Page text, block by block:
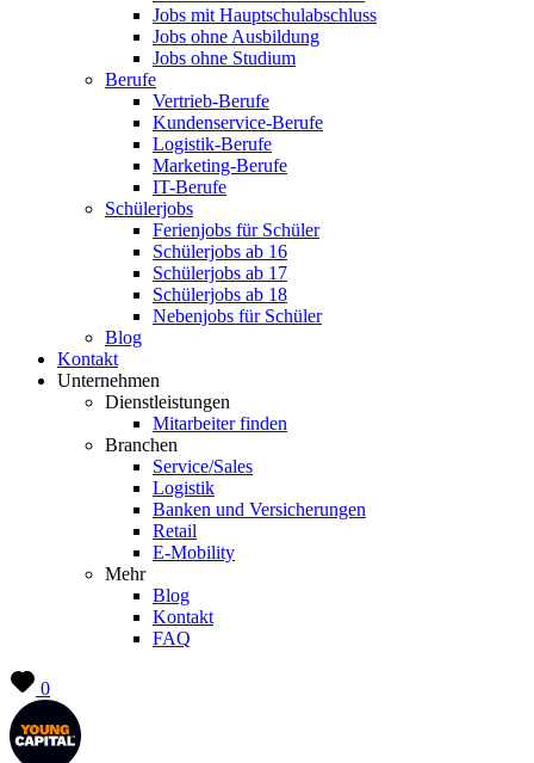
Jobs mit Hauptschulabschluss
Jobs ohne Ausbildung
Jobs ohne Studium
Berufe
Vertrieb-Berufe
Kundenservice-Berufe
Logistik-Berufe
Marketing-Berufe
IT-Berufe
Schülerjobs
Ferienjobs für Schüler
Schülerjobs ab 16
Schülerjobs ab 17
Schülerjobs ab 18
Nebenjobs für Schüler
Blog
Kontakt
Unternehmen
Dienstleistungen
Mitarbeiter finden
Branchen
Service/Sales
Logistik
Banken und Versicherungen
Retail
E-Mobility
Mehr
Blog
Kontakt
FAQ
0